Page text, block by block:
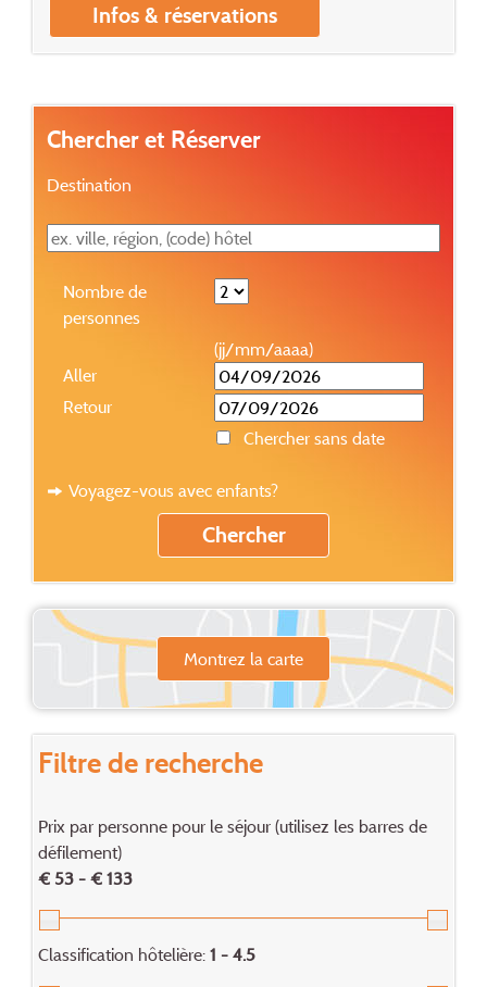
Infos & réservations
Chercher et Réserver
Destination
Nombre de
personnes
(jj/mm/aaaa)
Aller
Retour
Chercher sans date
Voyagez-vous avec enfants?
Montrez la carte
Filtre de recherche
Prix par personne pour le séjour (utilisez les barres de
défilement)
€ 53 - € 133
Classification hôtelière: 1 - 4.5